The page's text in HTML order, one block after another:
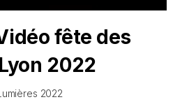
fête des
2022
2022